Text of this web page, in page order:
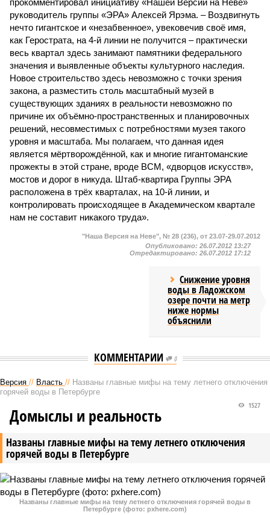
прокомментировал инициативу «Нашей Версии на Неве»
руководитель группы «ЭРА» Алексей Ярэма. – Воздвигнуть
нечто гигантское и «незабвенное», увековечив своё имя,
как Герострата, на 4-й линии не получится – практически
весь квартал здесь занимают памятники федерального
значения и выявленные объекты культурного наследия.
Новое строительство здесь невозможно с точки зрения
закона, а разместить столь масштабный музей в
существующих зданиях в реальности невозможно по
причине их объёмно-пространственных и планировочных
решений, несовместимых с потребностями музея такого
уровня и масштаба. Мы полагаем, что данная идея
является мёртворождённой, как и многие гигантоманские
прожекты в этой стране, вроде ВСМ, «дворцов искусств»,
мостов и дорог в никуда. Штаб-квартира Группы ЭРА
расположена в трёх кварталах, на 10-й линии, и
контролировать происходящее в Академическом квартале
нам не составит никакого труда».
"Наша Версия на Неве", № 28 (236), от 23.07-29.07.2012
Опубликовано: 26.07.2012 13:27
Отредактировано: 26.07.2012 17:12
Снижение уровня
воды в Ладожском
озере почти на метр
ниже нормы
объяснили
КОММЕНТАРИИ 0
Версия // Власть // Названы главные мифы на тему летнего отключения
горячей воды в Петербурге
Названы главные мифы на тему летнего отключения
горячей воды в Петербурге
1527
Домыслы и реальность
Названы главные мифы на тему летнего отключения горячей воды в
Петербурге (фото: pxhere.com)